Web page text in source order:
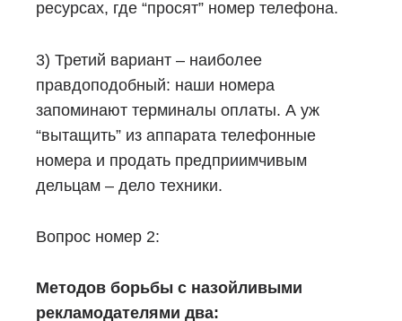
ресурсах, где “просят” номер телефона.
3) Третий вариант – наиболее
правдоподобный: наши номера
запоминают терминалы оплаты. А уж
“вытащить” из аппарата телефонные
номера и продать предприимчивым
дельцам – дело техники.
Вопрос номер 2:
Методов борьбы с назойливыми
рекламодателями два: